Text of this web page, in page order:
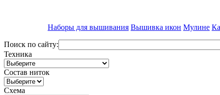
Наборы для вышивания Вышивка икон Мулине
Поиск по сайту:
Техника
Состав ниток
Схема